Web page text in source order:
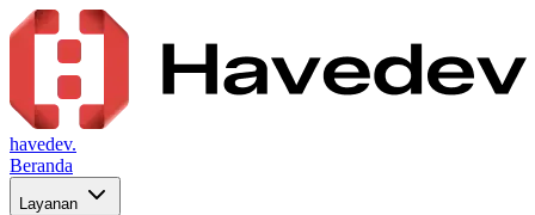
havedev.
Beranda
Layanan